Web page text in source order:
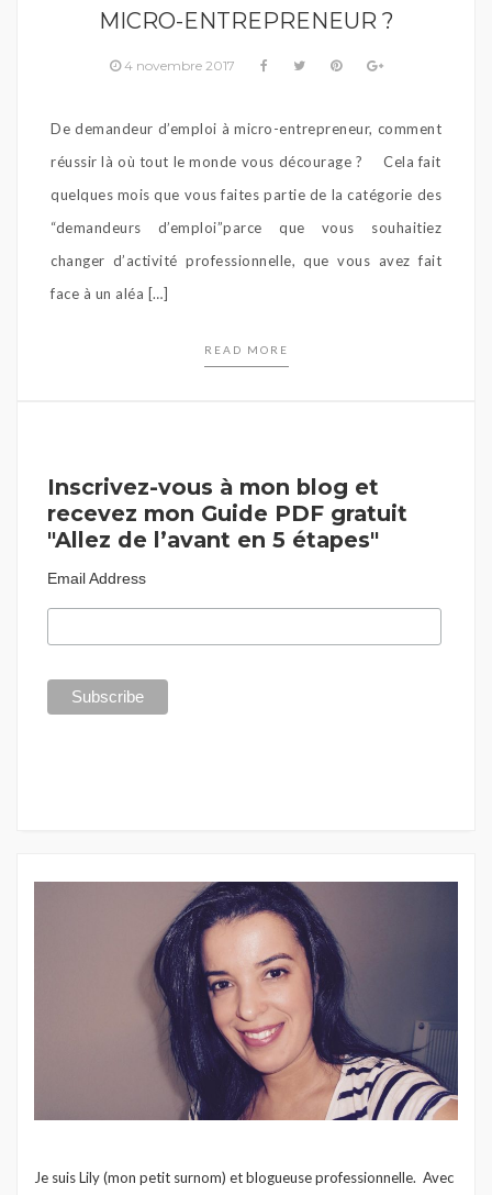
MICRO-ENTREPRENEUR ?
4 novembre 2017
De demandeur d’emploi à micro-entrepreneur, comment
réussir là où tout le monde vous décourage ? Cela fait
quelques mois que vous faites partie de la catégorie des
“demandeurs d’emploi”parce que vous souhaitiez
changer d’activité professionnelle, que vous avez fait
face à un aléa […]
READ MORE
Inscrivez-vous à mon blog et
recevez mon Guide PDF gratuit
"Allez de l’avant en 5 étapes"
Email Address
Je suis Lily (mon petit surnom) et blogueuse professionnelle. Avec